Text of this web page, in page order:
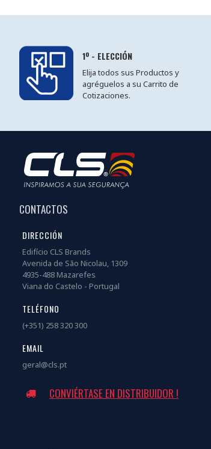
1º - ELECCIÓN
Elija todos sus Productos y
agréguelos a su Carrito de
Cotizaciones.
CONTACTOS
DIRECCIÓN
Edifício CLS Brands
Avenida de São Nicolau, 1309
4935-488 Mazarefes
Viana do Castelo - Portugal
TELÉFONO
(+351) 258 320 300
EMAIL
geral@cls.pt
CONVIÉRTASE EN DISTRIBUIDOR !